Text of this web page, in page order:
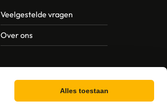
Alles toestaan
Veelgestelde vragen
Over ons